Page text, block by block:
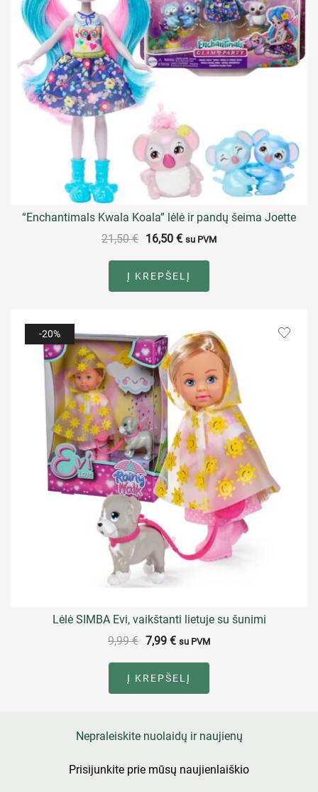
“Enchantimals Kwala Koala” lėlė ir pandų šeima Joette
21,50€ 16,50 € su PVM
Į KREPŠELĮ
-20%
Lėlė SIMBA Evi, vaikštanti lietuje su šunimi
9,99€ 7,99 € su PVM
Į KREPŠELĮ
Nepraleiskite nuolaidų ir naujienų
Prisijunkite prie mūsų naujienlaiškio